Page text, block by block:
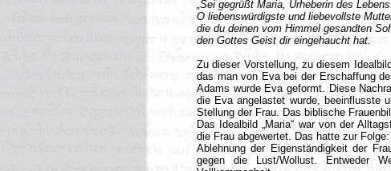
„Sei gegrüßt Maria, Urheberin des Lebens.
O liebenswürdigste und liebevollste
die du deinen vom Himmel gesandten
den Gottes Geist dir eingehaucht hat.
Zu dieser Vorstellung, zu diesem
das man von Eva bei der Erschaffung
Adams wurde Eva geformt. Diese
die Eva angelastet wurde, beeinflusste
Stellung der Frau. Das biblische
Das Idealbild „Maria“ war von der
die Frau abgewertet. Das hatte zur Folge:
Ablehnung der Eigenständigkeit der
gegen die Lust/Wollust. Entweder